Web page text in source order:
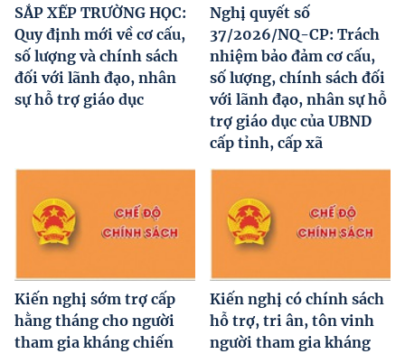
SẮP XẾP TRƯỜNG HỌC:
Quy định mới về cơ cấu,
số lượng và chính sách
đối với lãnh đạo, nhân
sự hỗ trợ giáo dục
Nghị quyết số
37/2026/NQ-CP: Trách
nhiệm bảo đảm cơ cấu,
số lượng, chính sách đối
với lãnh đạo, nhân sự hỗ
trợ giáo dục của UBND
cấp tỉnh, cấp xã
Kiến nghị sớm trợ cấp
hằng tháng cho người
tham gia kháng chiến
Kiến nghị có chính sách
hỗ trợ, tri ân, tôn vinh
người tham gia kháng